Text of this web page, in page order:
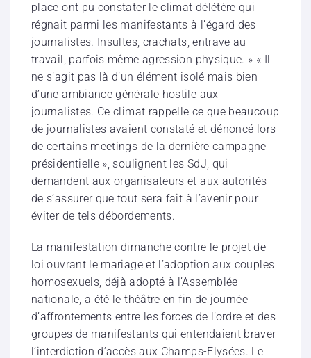
place ont pu constater le climat délétère qui
régnait parmi les manifestants à l’égard des
journalistes. Insultes, crachats, entrave au
travail, parfois même agression physique. » « Il
ne s’agit pas là d’un élément isolé mais bien
d’une ambiance générale hostile aux
journalistes. Ce climat rappelle ce que beaucoup
de journalistes avaient constaté et dénoncé lors
de certains meetings de la dernière campagne
présidentielle », soulignent les SdJ, qui
demandent aux organisateurs et aux autorités
de s’assurer que tout sera fait à l’avenir pour
éviter de tels débordements.
La manifestation dimanche contre le projet de
loi ouvrant le mariage et l’adoption aux couples
homosexuels, déjà adopté à l’Assemblée
nationale, a été le théâtre en fin de journée
d’affrontements entre les forces de l’ordre et des
groupes de manifestants qui entendaient braver
l’interdiction d’accès aux Champs-Elysées. Le